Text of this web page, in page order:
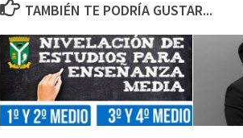
TAMBIÉN TE PODRÍA GUSTAR...